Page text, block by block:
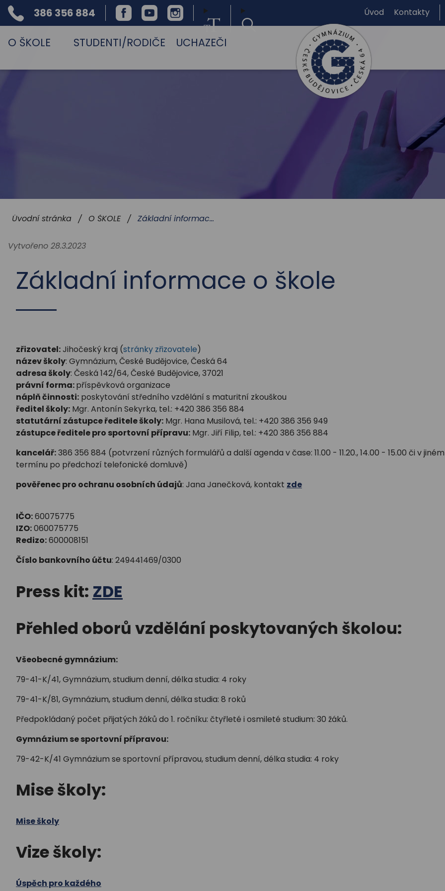
Gymnázium,
České
Budějovice,
Česká
Úvod Kontakty
O ŠKOLE STUDENTI/RODIČE UCHAZEČI
Telefon
386 356 884
FacebookYoutubeInstagram
Úvodní stránka / O ŠKOLE / Základní informace o škole
Vytvořeno 28.3.2023
Základní informace o škole
zřizovatel:Jihočeský kraj (stránky zřizovatele)
název školy: Gymnázium, České Budějovice, Česká 64
adresa školy: Česká 142/64, České Budějovice, 37021
právní forma:příspěvková organizace
náplň činnosti: poskytování středního vzdělání s maturitní zkouškou
ředitel školy: Mgr. Antonín Sekyrka, tel.: +420 386 356 884
statutární zástupce ředitele školy: Mgr. Hana Musilová, tel.: +420 386 356 949
zástupce ředitele pro sportovní přípravu: Mgr. Jiří Filip, tel.: +420 386 356 884
kancelář:386 356 884 (potvrzení různých formulářů a další agenda v čase: 11.00 - 11.20., 14.00 - 15.00 či v jiném
termínu po předchozí telefonické domluvě)
pověřenec pro ochranu osobních údajů: Jana Janečková, kontakt zde
IČO:60075775
IZO:060075775
Redizo:600008151
Číslo bankovního účtu: 249441469/0300
Press kit: ZDE
Přehled oborů vzdělání poskytovaných školou:
Všeobecné gymnázium:
79-41-K/41, Gymnázium, studium denní, délka studia: 4 roky
79-41-K/81, Gymnázium, studium denní, délka studia: 8 roků
Předpokládaný počet přijatých žáků do 1. ročníku: čtyřleté i osmileté studium: 30 žáků.
Gymnázium se sportovní přípravou:
79-42-K/41 Gymnázium se sportovní přípravou, studium denní, délka studia: 4 roky
Mise školy:
Mise školy
Vize školy:
Úspěch pro každého